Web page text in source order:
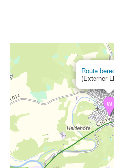
Route
(Externer